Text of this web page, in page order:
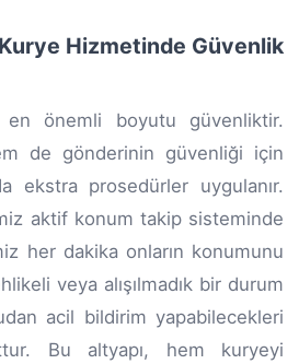
Hizmetinde Güvenlik
en önemli boyutu güvenliktir.
de gönderinin güvenliği için
ekstra prosedürler uygulanır.
aktif konum takip sisteminde
her dakika onların konumunu
veya alışılmadık bir durum
acil bildirim yapabilecekleri
Bu altyapı, hem kuryeyi